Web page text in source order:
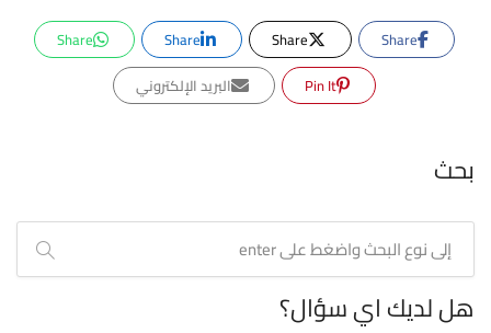
Share
Share
Share
Share
Pin It
البريد الإلكتروني
بحث
هل لديك اي سؤال؟